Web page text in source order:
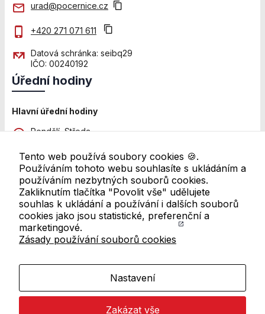
urad@pocernice.cz
+420 271 071 611
Datová schránka: seibq29
IČO: 00240192
Úřední hodiny
Hlavní úřední hodiny
Pondělí, Středa
Pátek
8:00 - 11:00
Další pracoviště
Úřední hodiny se mohou lišit. Pro ověření navštivte
přehled všech úředních hodin
Odkazy v patičce
RSS kanál
Tento web používá soubory cookies 🍪.
Používáním tohoto webu souhlasíte s ukládáním a
používáním nezbytných souborů cookies.
Zakliknutím tlačítka "Povolit vše" udělujete
souhlas k ukládání a používání i dalších souborů
cookies jako jsou statistické, preferenční a
marketingové.
Zásady používání souborů cookies
Nastavení
Zakázat vše
webové stránky
zájmům našich
návštěvníků.
Reklamní cookies
Reklamní cookies
nebo naši partneři,
vhodné obsahy
nebo reklamy jak
na našich